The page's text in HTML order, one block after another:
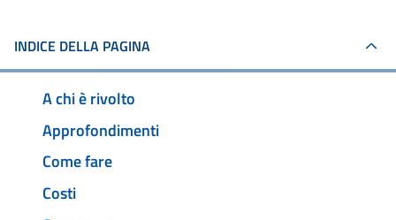
INDICE DELLA PAGINA
A chi è rivolto
Approfondimenti
Come fare
Costi